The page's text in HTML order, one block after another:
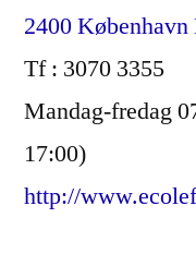
2400
Tf : 3070 3355
Mandag-fredag
17:00)
http://